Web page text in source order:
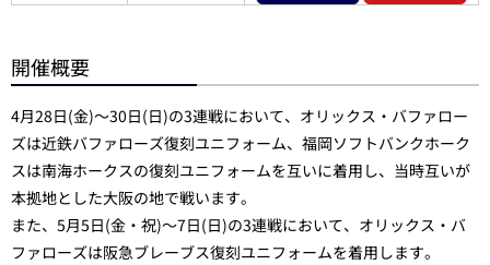
開催概要
4月28日(金)～30日(日)の3連戦において、オリックス・バファロー
ズは近鉄バファローズ復刻ユニフォーム、福岡ソフトバンクホーク
スは南海ホークスの復刻ユニフォームを互いに着用し、当時互いが
本拠地とした大阪の地で戦います。
また、5月5日(金・祝)～7日(日)の3連戦において、オリックス・バ
ファローズは阪急ブレーブス復刻ユニフォームを着用します。